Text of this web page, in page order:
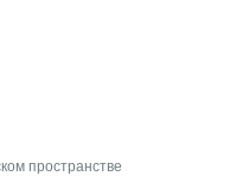
пространстве